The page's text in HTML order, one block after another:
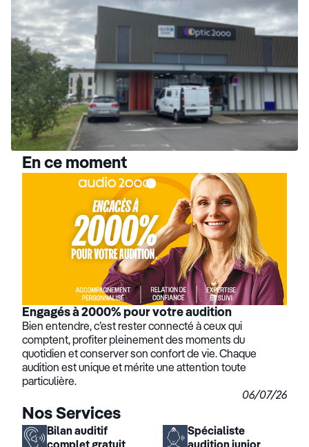
En ce moment
Engagés à 2000% pour votre audition
Bien entendre, c’est rester connecté à ceux qui
comptent, profiter pleinement des moments du
quotidien et conserver son confort de vie. Chaque
audition est unique et mérite une attention toute
particulière.
06/07/26
Nos Services
Bilan auditif
complet gratuit
Spécialiste
audition junior